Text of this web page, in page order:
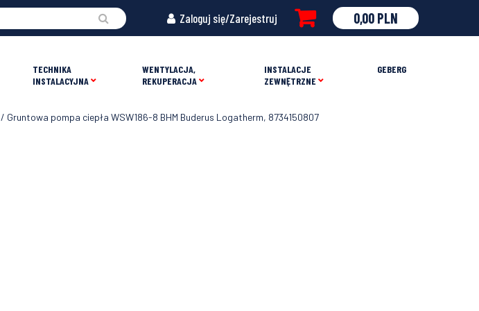
Zaloguj się/Zarejestruj 0,00 PLN
TECHNIKA
INSTALACYJNA
WENTYLACJA,
REKUPERACJA
INSTALACJE
ZEWNĘTRZNE
GEBERG
/ Gruntowa pompa ciepła WSW186-8 BHM Buderus Logatherm, 8734150807